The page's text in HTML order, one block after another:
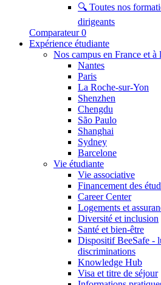
🔍 Toutes nos
dirigeants
Comparateur 0
Expérience étudiante
Nos campus en France et à
Nantes
Paris
La Roche-sur-Yon
Shenzhen
Chengdu
São Paulo
Shanghai
Sydney
Barcelone
Vie étudiante
Vie associative
Financement des
Career Center
Logements et
Diversité et inclusion
Santé et bien-être
Dispositif BeeSafe -
discriminations
Knowledge Hub
Visa et titre de séjour